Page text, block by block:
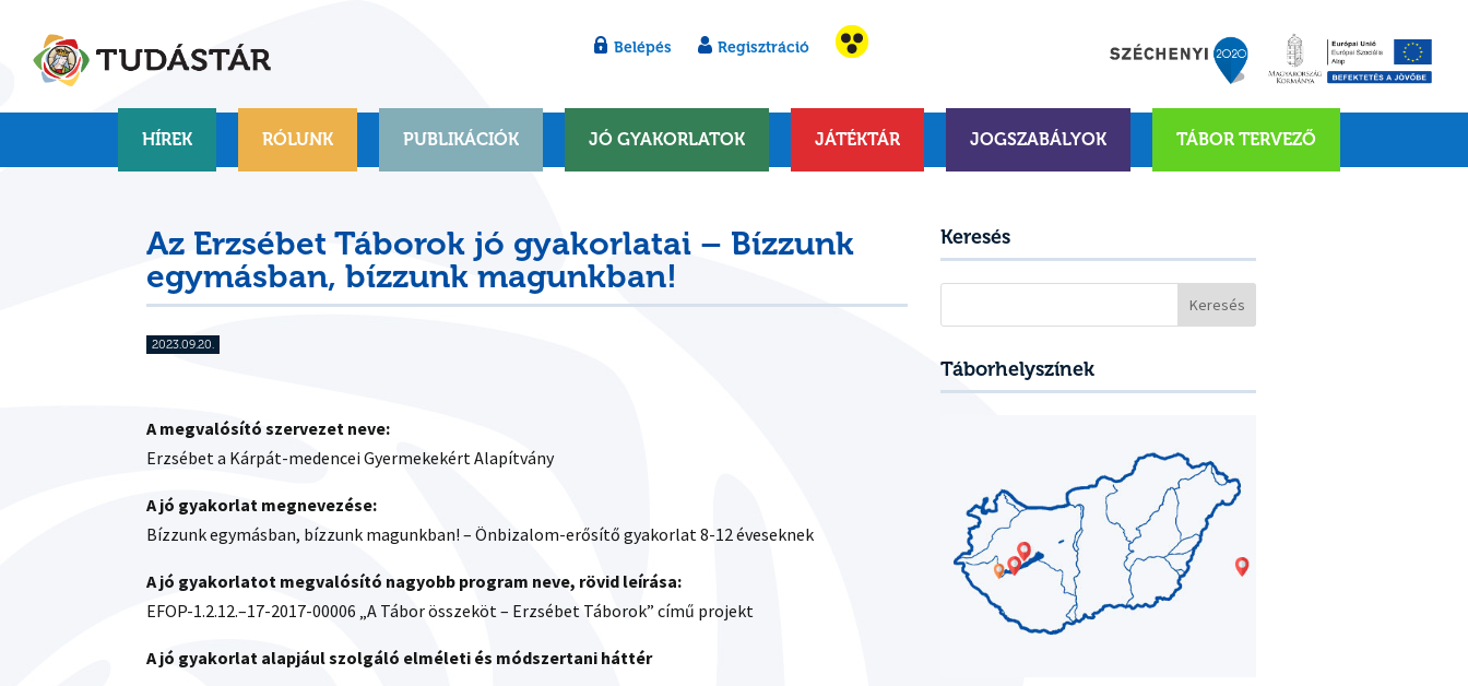
content
Belépés Regisztráció
HÍREK RÓLUNK PUBLIKÁCIÓK JÓ GYAKORLATOK JÁTÉKTÁR JOGSZABÁLYOK TÁBOR TERVEZŐ
Az Erzsébet Táborok jó gyakorlatai – Bízzunk
egymásban, bízzunk magunkban!
2023.09.20.
A megvalósító szervezet neve:
Erzsébet a Kárpát-medencei Gyermekekért Alapítvány
A jó gyakorlat megnevezése:
Bízzunk egymásban, bízzunk magunkban! – Önbizalom-erősítő gyakorlat 8-12 éveseknek
A jó gyakorlatot megvalósító nagyobb program neve, rövid leírása:
EFOP-1.2.12.–17-2017-00006 „A Tábor összeköt – Erzsébet Táborok” című projekt
A jó gyakorlat alapjául szolgáló elméleti és módszertani háttér
Keresés
Táborhelyszínek